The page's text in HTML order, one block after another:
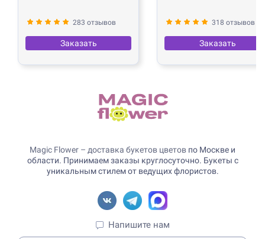
283 отзывов
Заказать
318 отзывов
Заказать
Magic Flower – доставка букетов цветов по Москве и
области. Принимаем заказы круглосуточно. Букеты с
уникальным стилем от ведущих флористов.
Напишите нам